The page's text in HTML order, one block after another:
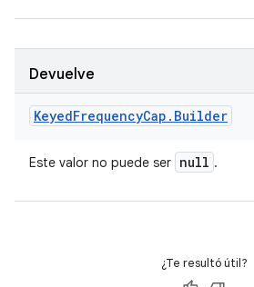
Devuelve
KeyedFrequencyCap . Builder
Este valor no puede ser null .
¿Te resultó útil?